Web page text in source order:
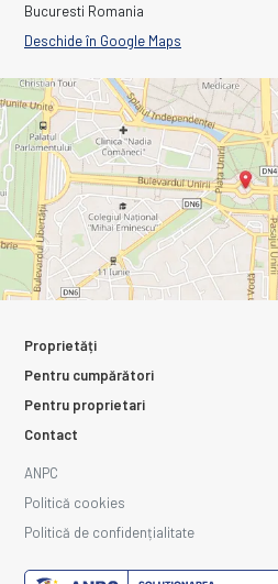
Bucuresti Romania
Deschide în Google Maps
Proprietăți
Pentru cumpărători
Pentru proprietari
Contact
ANPC
Politică cookies
Politică de confidențialitate